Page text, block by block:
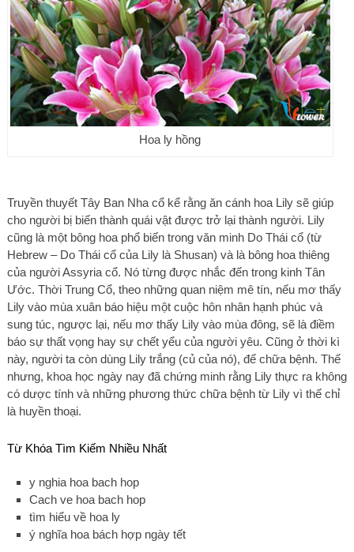
Hoa ly hồng
Truyền thuyết Tây Ban Nha cổ kể rằng ăn cánh hoa Lily sẽ giúp
cho người bị biến thành quái vật được trở lại thành người. Lily
cũng là một bông hoa phổ biến trong văn minh Do Thái cổ (từ
Hebrew – Do Thái cổ của Lily là Shusan) và là bông hoa thiêng
của người Assyria cổ. Nó từng được nhắc đến trong kinh Tân
Ước. Thời Trung Cổ, theo những quan niệm mê tín, nếu mơ thấy
Lily vào mùa xuân báo hiệu một cuộc hôn nhân hạnh phúc và
sung túc, ngược lại, nếu mơ thấy Lily vào mùa đông, sẽ là điềm
báo sự thất vọng hay sự chết yểu của người yêu. Cũng ở thời kì
này, người ta còn dùng Lily trắng (củ của nó), để chữa bệnh. Thế
nhưng, khoa học ngày nay đã chứng minh rằng Lily thực ra không
có dược tính và những phương thức chữa bệnh từ Lily vì thế chỉ
là huyền thoại.
Từ Khóa Tìm Kiếm Nhiều Nhất
y nghia hoa bach hop
Cach ve hoa bach hop
tìm hiểu về hoa ly
ý nghĩa hoa bách hợp ngày tết